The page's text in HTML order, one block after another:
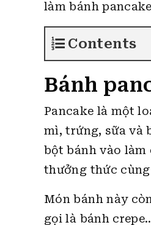
làm bánh
Contents
Bánh
Pancake là một
mì, trứng, sữa và
bột bánh vào làm
thưởng thức
Món bánh này
gọi là bánh